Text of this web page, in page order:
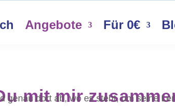
Angebote Für 0€
mit mir
genau dort ab, wo es steht, um seine